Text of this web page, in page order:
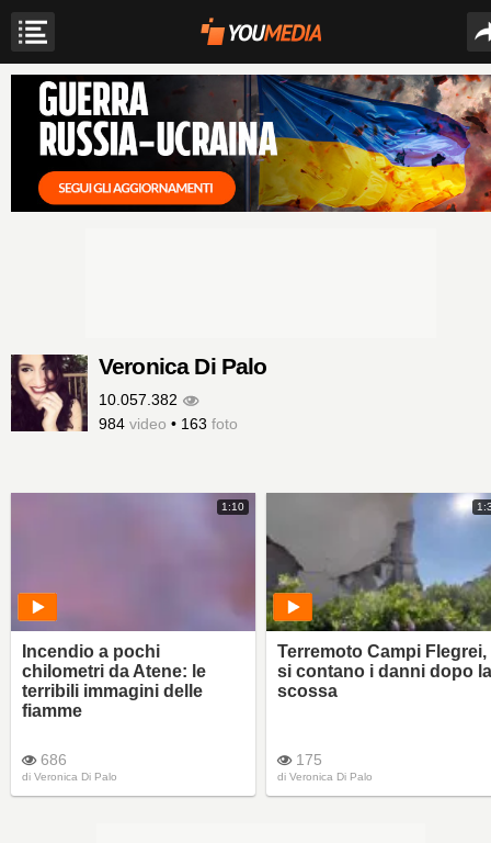
Veronica Di Palo
10.057.382
984 video • 163 foto
1:10
Incendio a pochi
chilometri da Atene: le
terribili immagini delle
fiamme
686
di Veronica Di Palo
Terremoto Campi Flegrei,
si contano i danni dopo la
scossa
175
di Veronica Di Palo